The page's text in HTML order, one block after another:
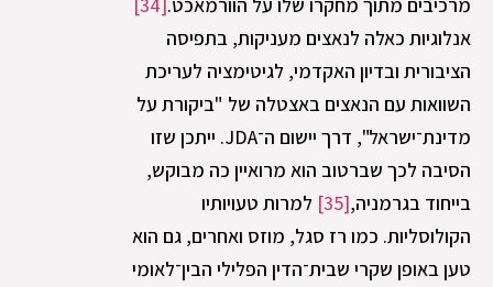
אנלוגיות כאלה לנאצים מעניקות, בתפיסה
הציבורית ובדיון האקדמי, לגיטימציה לעריכת
השוואות עם הנאצים באצטלה של "ביקורת על
מדינת־ישראל", דרך יישום ה־JDA. ייתכן שזו
הסיבה לכך שברטוב הוא מרואיין כה מבוקש,
בייחוד בגרמניה,[35]
למרות טעויותיו
הקולוסליות. כמו רז סגל, מוזס ואחרים, גם הוא
טען באופן שקרי שבית־הדין הפלילי הבין־לאומי